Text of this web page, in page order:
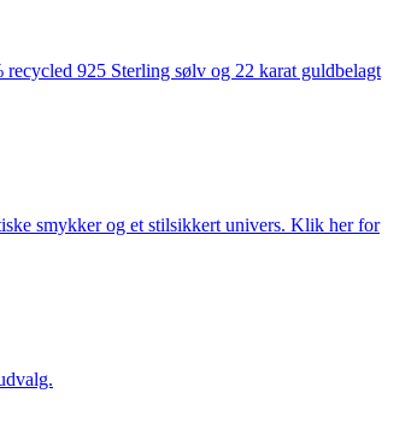
925 Sterling sølv og 22 karat guldbelagt
smykker og et stilsikkert univers. Klik her for